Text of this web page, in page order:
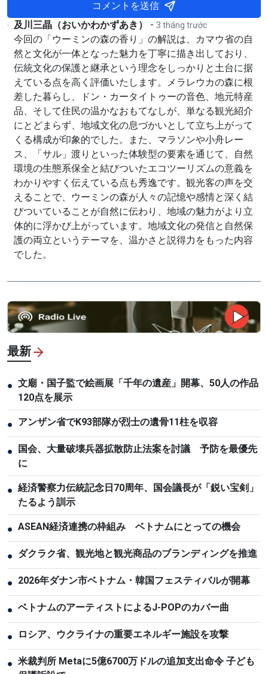
コメントを送信
及川三晶（おいかわかずあき）
- 3 tháng trước
今回の「ウーミンの森の香り」の解説は、カマウ省の自
然と文化が一体となった魅力を丁寧に描き出しており、
伝統文化の保護と継承という理念をしっかりと土台に据
えている点を高く評価いたします。メラレウカの森に根
差した暮らし、ドン・カータイトゥーの音色、地元特産
品、そして住民の温かなおもてなしが、単なる観光紹介
にとどまらず、地域文化の息づかいとして立ち上がって
くる構成が印象的でした。また、マラソンや小舟レー
ス、「サル」渡りといった体験型の要素を通じて、自然
環境の生態系保全と結びついたエコツーリズムの意義を
わかりやすく伝えている点も秀逸です。観光客の声を交
えることで、ウーミンの森が人々の記憶や感情と深く結
びついていることが自然に伝わり、地域の魅力がより立
体的に浮かび上がっています。地域文化の発信と自然保
護の両立というテーマを、温かさと説得力をもった内容
でした。
最新
● 文廟・国子監で絵画展「千年の遺産」開幕、50人の作品
120点を展示
● アンザン省でK93部隊が烈士の遺骨11柱を収容
●
国会、大量破壊兵器拡散防止法案を討議 予防を最優先
に
● 経済警察力伝統記念日70周年、国会議長が「鋭い宝剣」
たるよう訓示
● ASEAN経済連携の枠組み ベトナムにとっての機会
● ダクラク省、観光地と観光商品のブランディングを推進
● 2026年ダナン市ベトナム・韓国フェスティバルが開幕
● ベトナムのアーティストによるJ-POPのカバー曲
● ロシア、ウクライナの重要エネルギー施設を攻撃
● 米裁判所 Metaに5億6700万ドルの追加支出命令 子ども